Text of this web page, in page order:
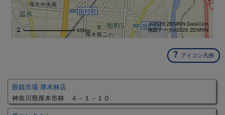
650m
©2026 ZENRIN DataCom
地図データ©2026 ZENRIN
アイコン凡例
眼鏡市場 厚木林店
神奈川県厚木市林 ４－１－１０